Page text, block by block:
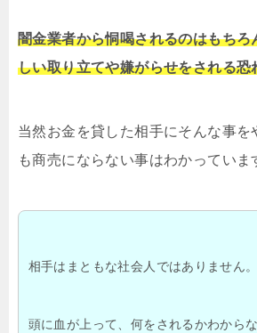
闇金業者から恫喝されるのはもちろ
しい取り立てや嫌がらせをされる恐
当然お金を貸した相手にそんな事を
も商売にならない事はわかっていま
相手はまともな社会人ではありません。
頭に血が上って、何をされるかわから